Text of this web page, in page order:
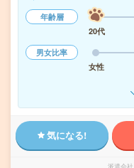
年齢層
20代
男女比率
女性
気になる!